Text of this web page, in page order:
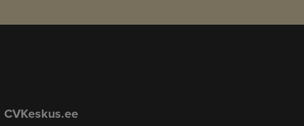
CVKeskus.ee